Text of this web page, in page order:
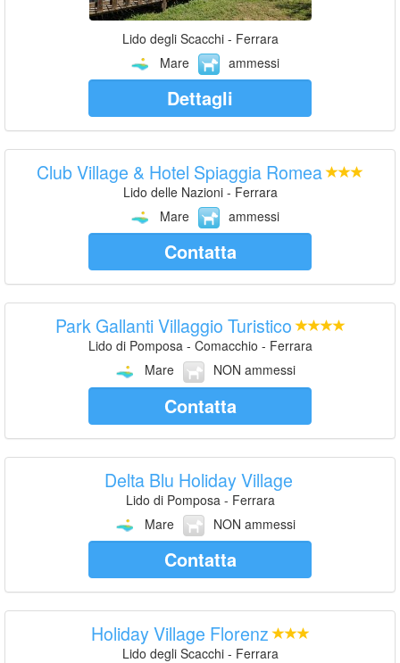
Lido degli Scacchi - Ferrara
Mare
ammessi
Dettagli
Club Village & Hotel Spiaggia Romea
Lido delle Nazioni - Ferrara
Mare
ammessi
Contatta
Park Gallanti Villaggio Turistico
Lido di Pomposa - Comacchio - Ferrara
Mare
NON ammessi
Contatta
Delta Blu Holiday Village
Lido di Pomposa - Ferrara
Mare
NON ammessi
Contatta
Holiday Village Florenz
Lido degli Scacchi - Ferrara